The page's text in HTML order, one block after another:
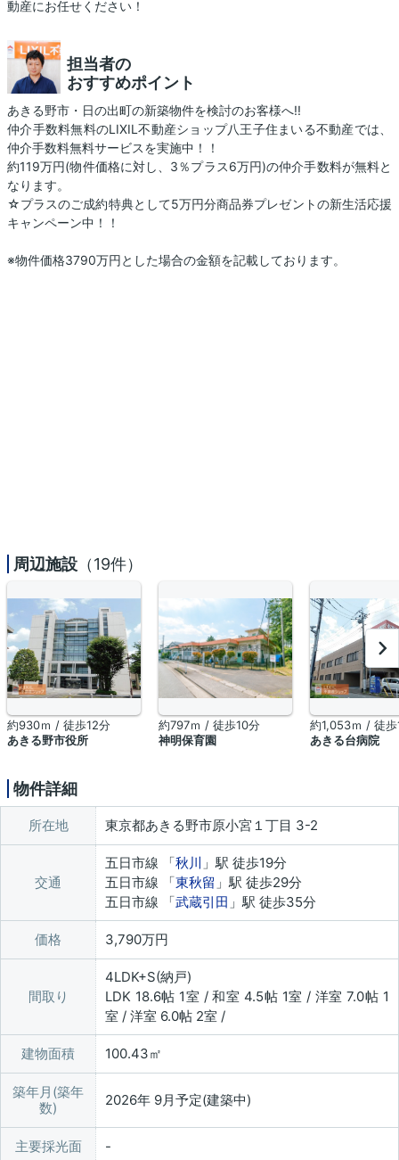
動産にお任せください！
担当者の
おすすめポイント
あきる野市・日の出町の新築物件を検討のお客様へ!!
仲介手数料無料のLIXIL不動産ショップ八王子住まいる不動産では、
仲介手数料無料サービスを実施中！！
約119万円(物件価格に対し、3％プラス6万円)の仲介手数料が無料と
なります。
☆プラスのご成約特典として5万円分商品券プレゼントの新生活応援
キャンペーン中！！
※物件価格3790万円とした場合の金額を記載しております。
周辺施設 （19件）
約930ｍ / 徒歩12分
あきる野市役所
約797ｍ / 徒歩10分
神明保育園
約1,053ｍ / 徒歩
あきる台病院
物件詳細
所在地 東京都あきる野市原小宮１丁目 3-2
交通
五日市線 「秋川 」駅 徒歩19分
五日市線 「東秋留 」駅 徒歩29分
五日市線 「武蔵引田 」駅 徒歩35分
価格 3,790万円
間取り
4LDK+S(納戸)
LDK 18.6帖 1室 / 和室 4.5帖 1室 / 洋室 7.0帖 1
室 / 洋室 6.0帖 2室 /
建物面積 100.43㎡
築年月(築年
数)
2026年 9月予定(建築中)
主要採光面